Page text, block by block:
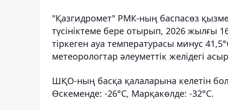
"Қазгидромет" РМК-ның баспасөз
түсініктеме бере отырып, 2026 жылғы
тіркеген ауа температурасы минус
метеорологтар әлеуметтік желідегі
ШҚО-ның басқа қалаларына келетін
Өскеменде: -26°С, Марқакөлде: -32°С.